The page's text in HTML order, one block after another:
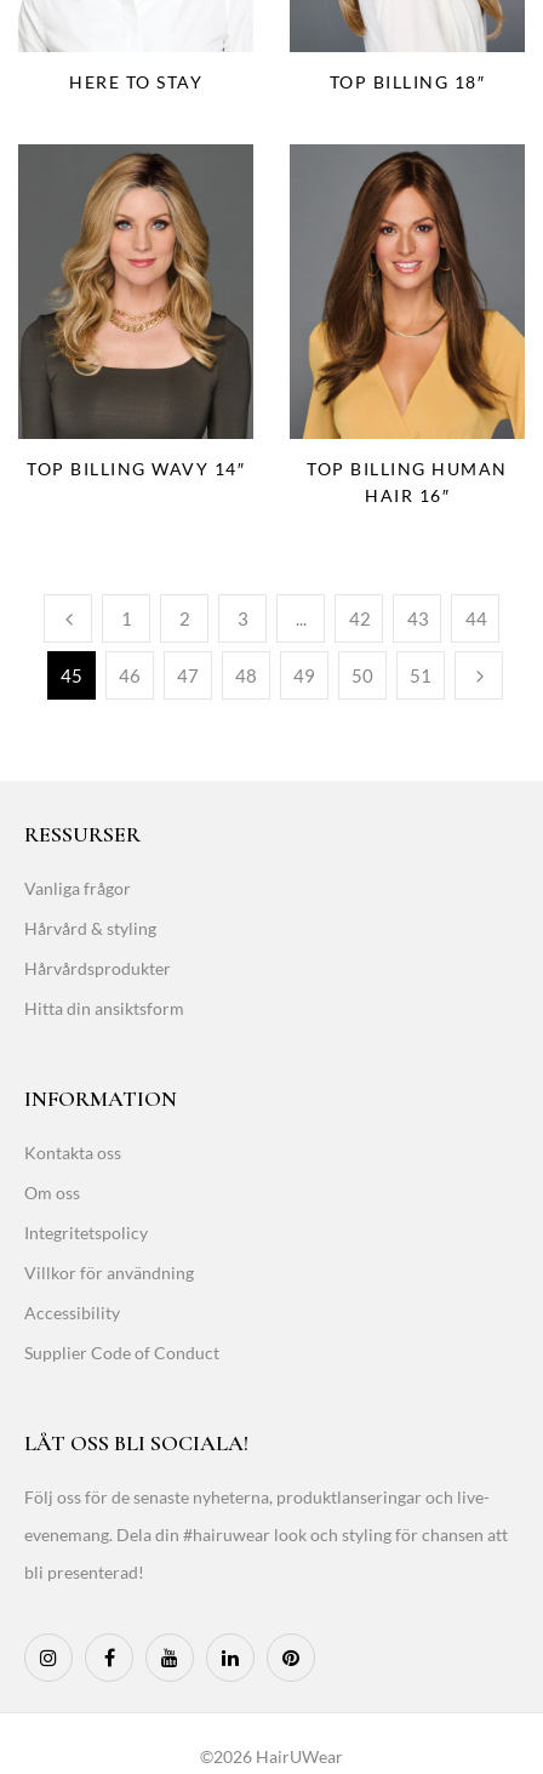
HERE TO STAY TOP BILLING 18″
TOP BILLING WAVY 14″
TOP BILLING HUMAN
HAIR 16″
1 2 3 ... 42 43 44
45 46 47 48 49 50 51
RESSURSER
Vanliga frågor
Hårvård & styling
Hårvårdsprodukter
Hitta din ansiktsform
INFORMATION
Kontakta oss
Om oss
Integritetspolicy
Villkor för användning
Accessibility
Supplier Code of Conduct
LÅT OSS BLI SOCIALA!
Följ oss för de senaste nyheterna, produktlanseringar och live-
evenemang. Dela din #hairuwear look och styling för chansen att
bli presenterad!
©2026 HairUWear